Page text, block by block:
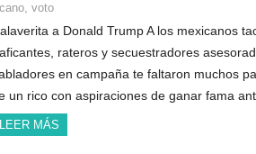
, voto
a Donald Trump A los mexicanos
rateros y secuestradores
en campaña te faltaron muchos
un rico con aspiraciones de ganar fama
LEER MÁS